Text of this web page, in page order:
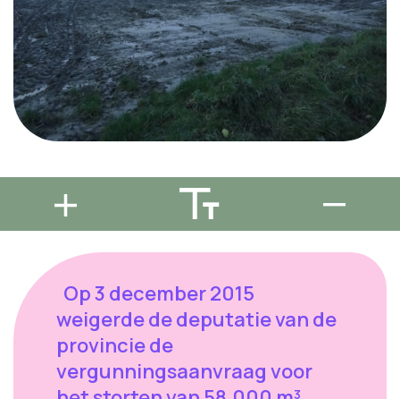
Op 3 december 2015
weigerde de deputatie van de
provincie de
vergunningsaanvraag voor